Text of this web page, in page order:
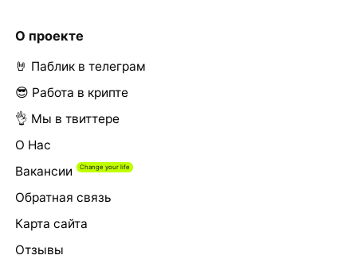
О проекте
🤘 Паблик в телеграм
😎 Работа в крипте
👌 Мы в твиттере
О Нас
Вакансии
Обратная связь
Карта сайта
Отзывы